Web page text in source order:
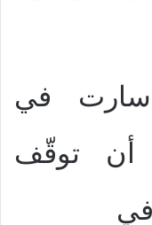
سارت في
أن توقّف